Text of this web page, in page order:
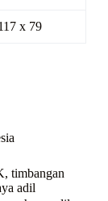
x 79